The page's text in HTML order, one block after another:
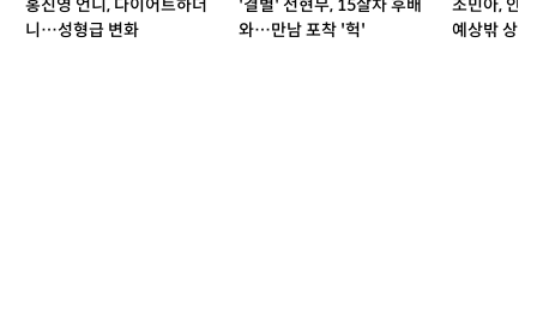
홍진영 언니, 다이어트하더
니…성형급 변화
'결별' 전현무, 15살차 후배
와…만남 포착 '헉'
조민아, 안
예상밖 상황